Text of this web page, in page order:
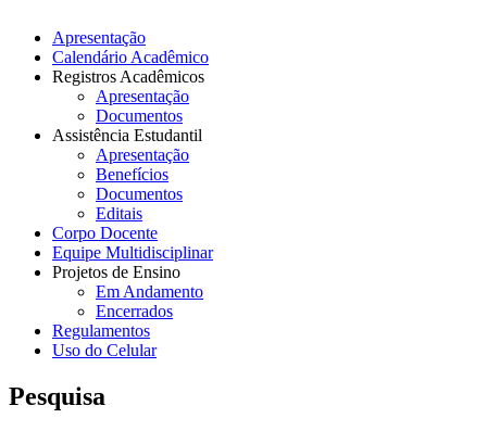
Apresentação
Calendário Acadêmico
Registros Acadêmicos
Apresentação
Documentos
Assistência Estudantil
Apresentação
Benefícios
Documentos
Editais
Corpo Docente
Equipe Multidisciplinar
Projetos de Ensino
Em Andamento
Encerrados
Regulamentos
Uso do Celular
Pesquisa